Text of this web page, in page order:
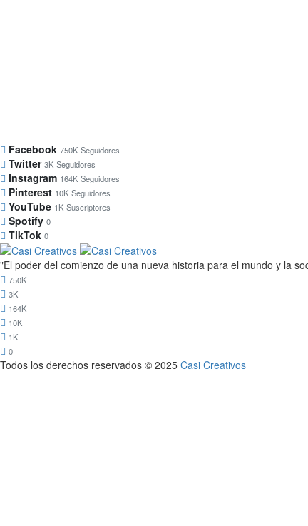
Facebook 750K Seguidores
Twitter 3K Seguidores
Instagram 164K Seguidores
Pinterest 10K Seguidores
YouTube 1K Suscriptores
Spotify 0
TikTok 0
"El poder del comienzo de una nueva historia para el mundo y la
750K
3K
164K
10K
1K
0
Todos los derechos reservados © 2025 Casi Creativos